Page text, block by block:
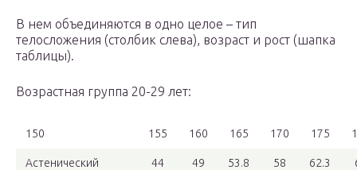
В нем объединяются в одно целое – тип
телосложения (столбик слева), возраст и рост (шапка
таблицы).
Возрастная группа 20-29 лет:
150 155 160 165 170 175
Астенический 44 49 53.8 58 62.3